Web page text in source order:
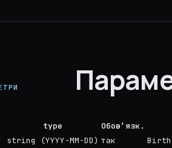
type
Обов’язк.
string (YYYY-MM-DD) так